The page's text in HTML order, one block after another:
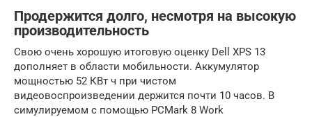
Продержится долго, несмотря на высокую
производительность
Свою очень хорошую итоговую оценку Dell XPS 13
дополняет в области мобильности. Аккумулятор
мощностью 52 КВт ч при чистом
видеовоспроизведении держится почти 10 часов. В
симулируемом с помощью PCMark 8 Work